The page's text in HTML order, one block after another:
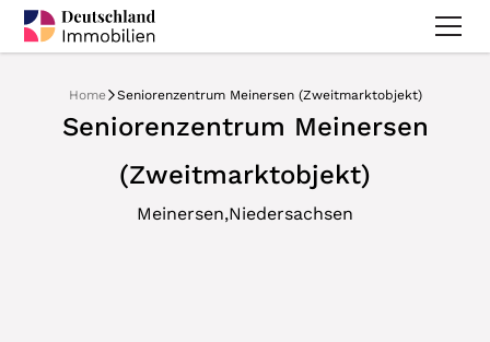
Home Seniorenzentrum Meinersen (Zweitmarktobjekt)
Seniorenzentrum Meinersen
(Zweitmarktobjekt)
Meinersen,Niedersachsen